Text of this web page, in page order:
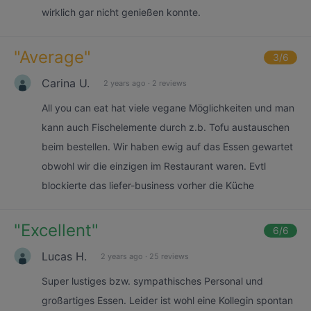
wirklich gar nicht genießen konnte.
"Average" 3/6
Carina U. 2 years ago · 2 reviews
All you can eat hat viele vegane Möglichkeiten und man
kann auch Fischelemente durch z.b. Tofu austauschen
beim bestellen. Wir haben ewig auf das Essen gewartet
obwohl wir die einzigen im Restaurant waren. Evtl
blockierte das liefer-business vorher die Küche
"Excellent" 6/6
Lucas H. 2 years ago · 25 reviews
Super lustiges bzw. sympathisches Personal und
großartiges Essen. Leider ist wohl eine Kollegin spontan